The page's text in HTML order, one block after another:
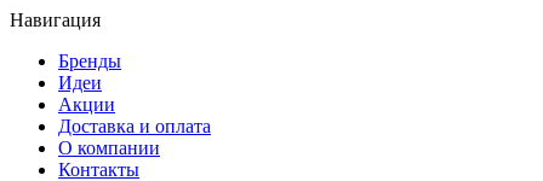
Навигация
Бренды
Идеи
Акции
Доставка и оплата
О компании
Контакты